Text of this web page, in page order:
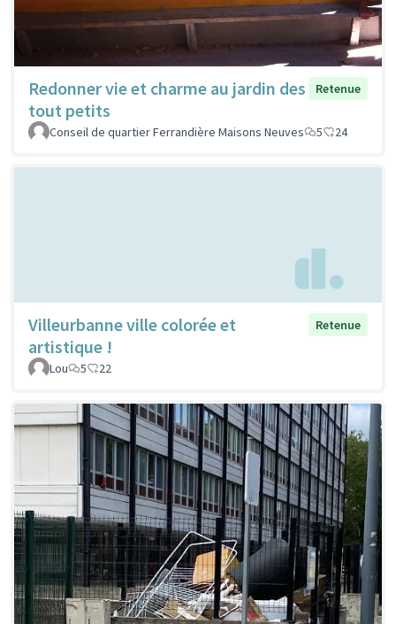
Redonner vie et charme au jardin des
tout petits
Retenue
Conseil de quartier Ferrandière Maisons Neuves 5 24
Villeurbanne ville colorée et
artistique !
Retenue
Lou 5 22